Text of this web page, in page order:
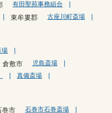
有田聖苑事務組合
東牟婁郡 古座川町斎場
場
倉敷市
児島斎場
真備斎場
巻市
石巻市石巻斎場